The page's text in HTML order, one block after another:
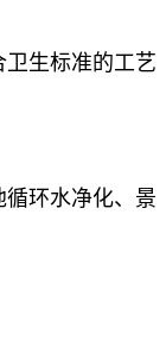
生标准的工艺
环水净化、景